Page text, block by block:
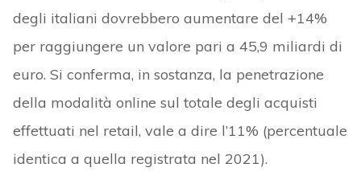
degli italiani dovrebbero aumentare del +14%
per raggiungere un valore pari a 45,9 miliardi di
euro. Si conferma, in sostanza, la penetrazione
della modalità online sul totale degli acquisti
effettuati nel retail, vale a dire l’11% (percentuale
identica a quella registrata nel 2021).